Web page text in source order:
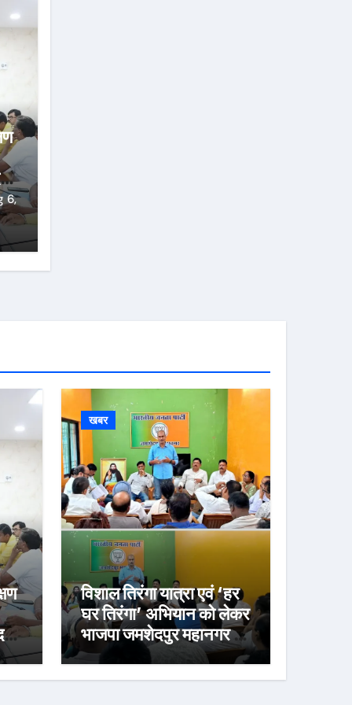
6,
खबर
विशाल तिरंगा यात्रा एवं ‘हर
घर तिरंगा’ अभियान को लेकर
भाजपा जमशेदपुर महानगर की
तैयारियां हुई तेज, 9 अगस्त
को साकची नेताजी सुभाष